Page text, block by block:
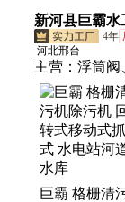
污机 拦污栅
道养殖
新河县巨霸水
4年
河北邢台
主营： 浮筒阀
合材料闸门
巨霸 格栅清